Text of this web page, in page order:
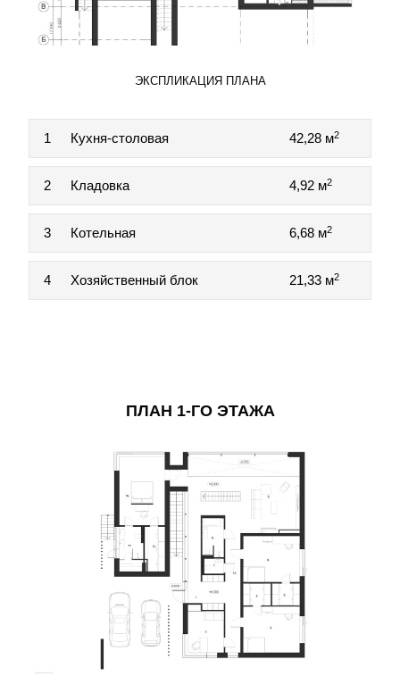
ЭКСПЛИКАЦИЯ ПЛАНА
1 Кухня-столовая 42,28 м2
2 Кладовка 4,92 м2
3 Котельная 6,68 м2
4 Хозяйственный блок 21,33 м2
ПЛАН 1-ГО ЭТАЖА